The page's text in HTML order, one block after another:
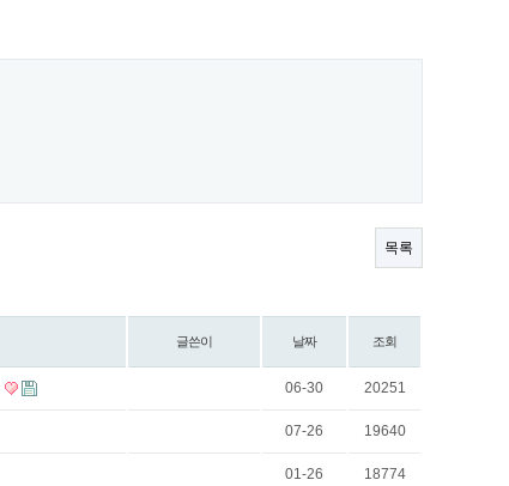
목록
글쓴이 날짜 조회
06-30 20251
07-26 19640
01-26 18774